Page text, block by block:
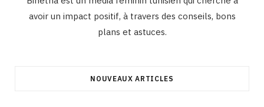
avoir un impact positif, à travers des conseils, bons
plans et astuces.
NOUVEAUX ARTICLES